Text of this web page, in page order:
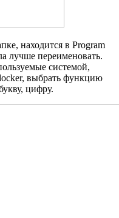
находится в Program
лучше переименовать.
системой,
выбрать функцию
цифру.